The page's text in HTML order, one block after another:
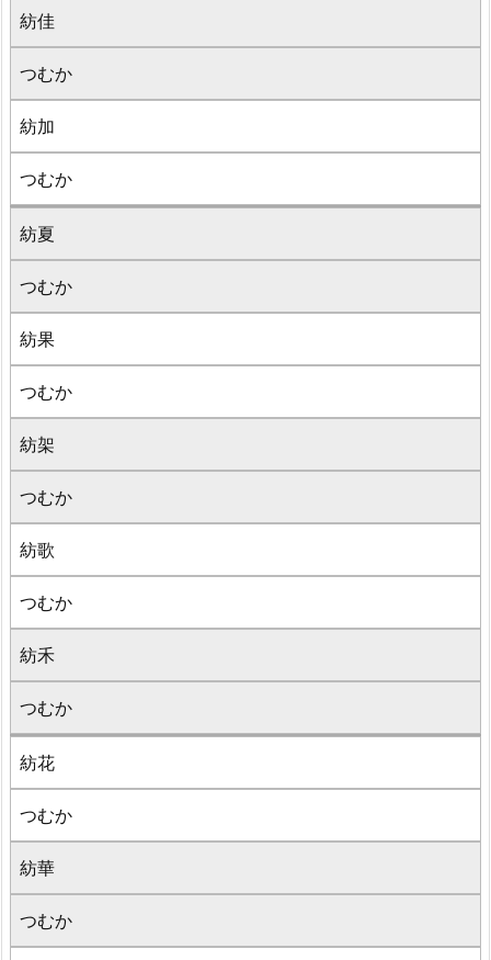
紡佳
つむか
紡加
つむか
紡夏
つむか
紡果
つむか
紡架
つむか
紡歌
つむか
紡禾
つむか
紡花
つむか
紡華
つむか